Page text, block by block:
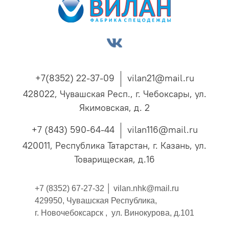
+7(8352) 22-37-09
vilan21@mail.ru
428022, Чувашская Респ., г. Чебоксары, ул.
Якимовская, д. 2
+7 (843) 590-64-44
vilan116@mail.ru
420011, Республика Татарстан, г. Казань, ул.
Товарищеская, д.16
+7 (8352) 67-27-32 │ vilan.nhk@mail.ru
429950, Чувашская Республика,
г. Новочебоксарск , ул. Винокурова, д.101